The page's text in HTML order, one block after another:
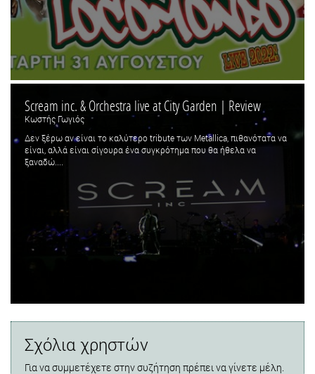
Scream inc. & Orchestra live at City Garden | Review
Κωστής Γωγιός
Δεν ξέρω αν είναι το καλύτερο tribute των Metallica, πιθανότατα να
είναι, αλλά είναι σίγουρα ένα συγκρότημα που θα ήθελα να
ξαναδώ....
Σχόλια χρηστών
Για να συμμετέχετε στην συζήτηση πρέπει να γίνετε μέλη.